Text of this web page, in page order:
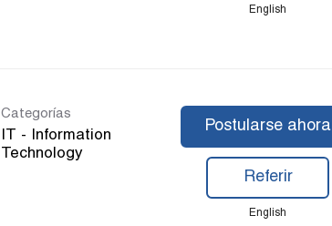
English
Categorías
IT - Information
Technology
Postularse ahora
Referir
English